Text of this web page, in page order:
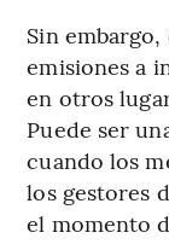
Sin
emisiones a
en otros
Puede ser
cuando los
los gestores
el momento